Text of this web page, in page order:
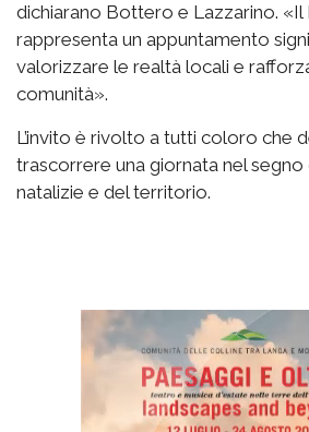
dichiarano Bottero e Lazzarino.
rappresenta un appuntamento
valorizzare le realtà locali e
comunità».
L’invito è rivolto a tutti coloro che
trascorrere una giornata nel
natalizie e del territorio.